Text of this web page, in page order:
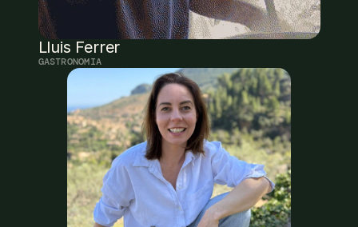
Lluis Ferrer
GASTRONOMIA